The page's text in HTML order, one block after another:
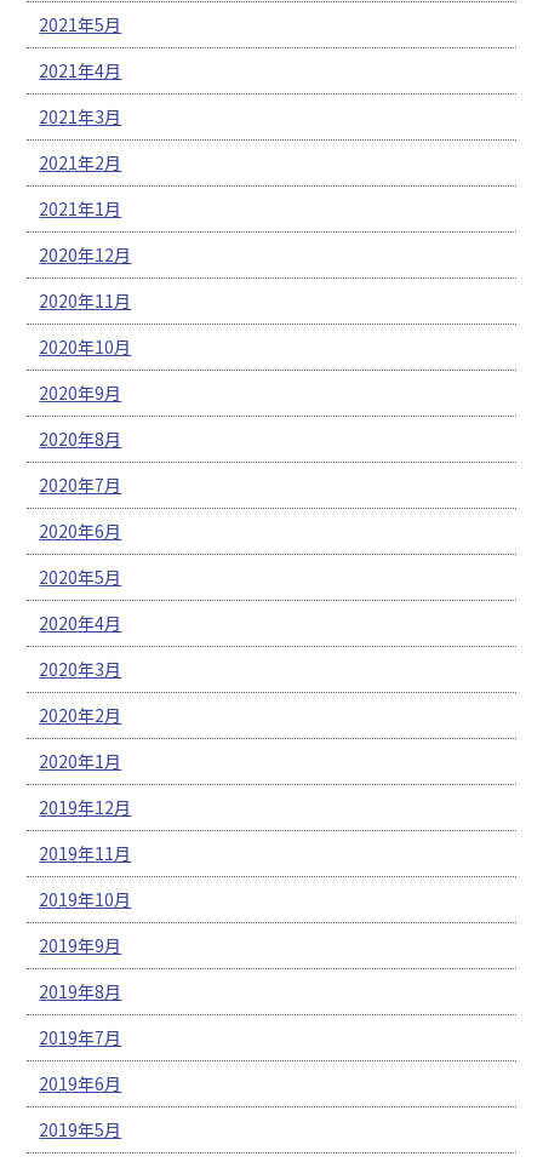
2021年5月
2021年4月
2021年3月
2021年2月
2021年1月
2020年12月
2020年11月
2020年10月
2020年9月
2020年8月
2020年7月
2020年6月
2020年5月
2020年4月
2020年3月
2020年2月
2020年1月
2019年12月
2019年11月
2019年10月
2019年9月
2019年8月
2019年7月
2019年6月
2019年5月